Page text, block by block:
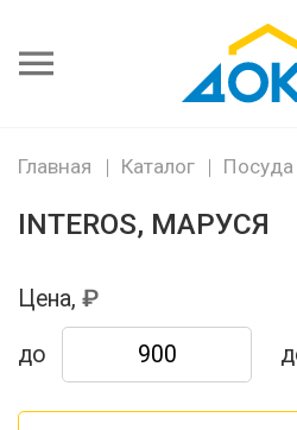
пароль
Главная Каталог
INTEROS, МАРУСЯ
Цена,
до